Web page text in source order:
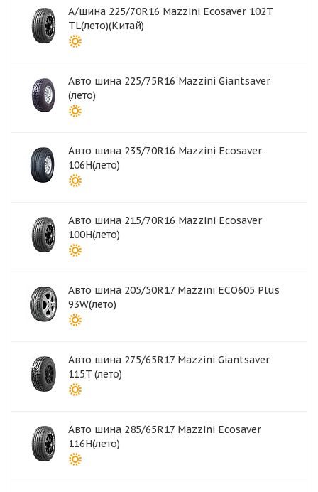
А/шина 225/70R16 Mazzini Ecosaver 102T
TL(лето)(Китай)
Авто шина 225/75R16 Mazzini Giantsaver
(лето)
Авто шина 235/70R16 Mazzini Ecosaver
106H(лето)
Авто шина 215/70R16 Mazzini Ecosaver
100H(лето)
Авто шина 205/50R17 Mazzini ECO605 Plus
93W(лето)
Авто шина 275/65R17 Mazzini Giantsaver
115T (лето)
Авто шина 285/65R17 Mazzini Ecosaver
116H(лето)